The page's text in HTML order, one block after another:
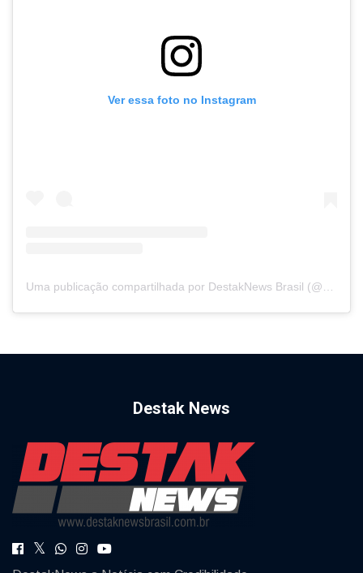
Ver essa foto no Instagram
Uma publicação compartilhada por DestakNews Brasil (@destaknewsbrasiloficial)
Destak News